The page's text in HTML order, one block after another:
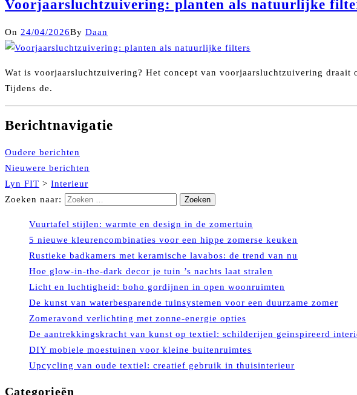
Voorjaarsluchtzuivering: planten als natuurlijke
On 24/04/2026By Daan
Wat is voorjaarsluchtzuivering? Het concept van voorjaarsluchtzuivering
Tijdens de.
Berichtnavigatie
Oudere berichten
Nieuwere berichten
Lyn FIT > Interieur
Zoeken naar:
Vuurtafel stijlen: warmte en design in de zomertuin
5 nieuwe kleurencombinaties voor een hippe zomerse keuken
Rustieke badkamers met keramische lavabos: de trend van nu
Hoe glow-in-the-dark decor je tuin ’s nachts laat stralen
Licht en luchtigheid: boho gordijnen in open woonruimten
De kunst van waterbesparende tuinsystemen voor een duurzame zomer
Zomeravond verlichting met zonne-energie opties
De aantrekkingskracht van kunst op textiel: schilderijen geïnspireerd
DIY mobiele moestuinen voor kleine buitenruimtes
Upcycling van oude textiel: creatief gebruik in thuisinterieur
Categorieën